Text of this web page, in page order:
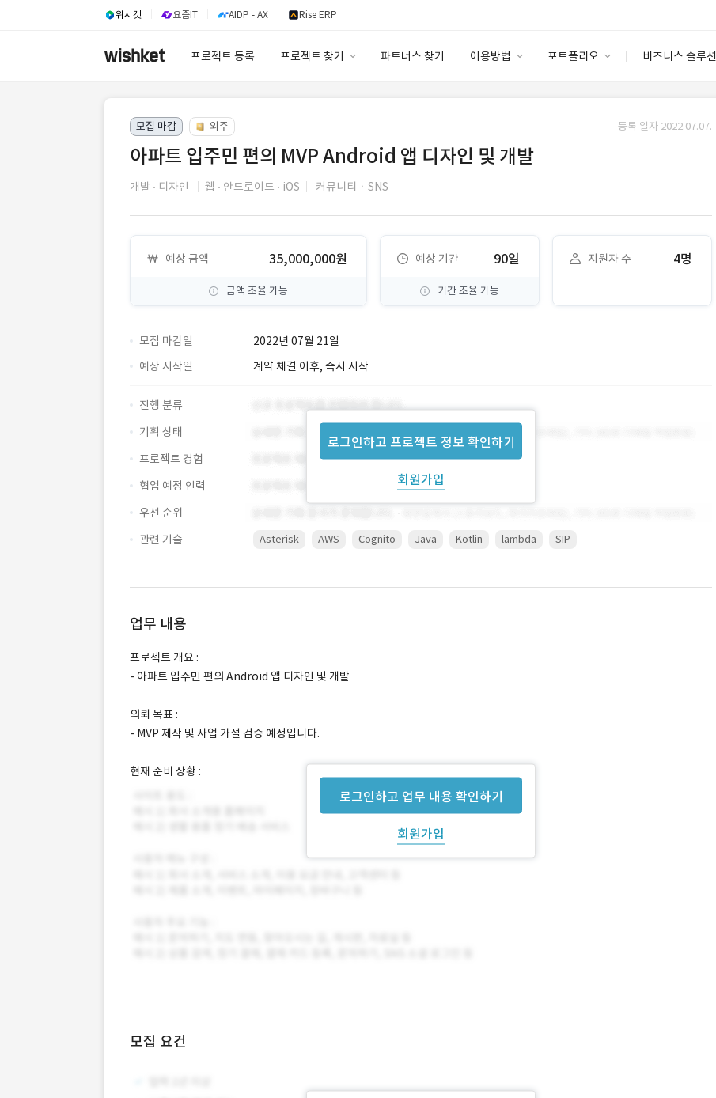
위시켓 요즘IT AIDP - AX Rise ERP
프로젝트 등록 프로젝트 찾기 파트너스 찾기 이용방법 포트폴리오 비즈니스 솔루션
이용요금
고객센터
안심 코드 케어
모집 마감 외주 등록 일자 2022.07.07.
아파트 입주민 편의 MVP Android 앱 디자인 및 개발
개발 디자인 웹 안드로이드 iOS 커뮤니티ㆍSNS
예상 금액 35,000,000원
금액 조율 가능
예상 기간 90일
기간 조율 가능
지원자 수 4명
모집 마감일 2022년 07월 21일
로그인하고 프로젝트 정보 확인하기
회원가입
예상 시작일 계약 체결 이후, 즉시 시작
진행 분류
기획 상태
프로젝트 경험
협업 예정 인력
우선 순위
관련 기술
Asterisk AWS Cognito Java Kotlin lambda SIP
업무 내용
로그인하고 업무 내용 확인하기
회원가입
프로젝트 개요 :
- 아파트 입주민 편의 Android 앱 디자인 및 개발
의뢰 목표 :
- MVP 제작 및 사업 가설 검증 예정입니다.
현재 준비 상황 :
모집 요건